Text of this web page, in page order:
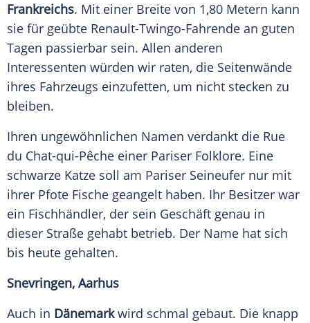
Frankreichs. Mit einer Breite von 1,80 Metern kann
sie für geübte Renault-Twingo-Fahrende an guten
Tagen passierbar sein. Allen anderen
Interessenten würden wir raten, die Seitenwände
ihres Fahrzeugs einzufetten, um nicht stecken zu
bleiben.
Ihren ungewöhnlichen Namen verdankt die Rue
du Chat-qui-Pêche einer Pariser Folklore. Eine
schwarze Katze soll am Pariser Seineufer nur mit
ihrer Pfote Fische geangelt haben. Ihr Besitzer war
ein Fischhändler, der sein Geschäft genau in
dieser Straße gehabt betrieb. Der Name hat sich
bis heute gehalten.
Snevringen, Aarhus
Auch in Dänemarkwird schmal gebaut. Die knapp